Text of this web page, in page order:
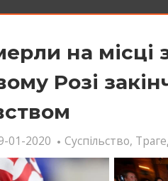
на місці
Розі
01-2020 Суспільство,